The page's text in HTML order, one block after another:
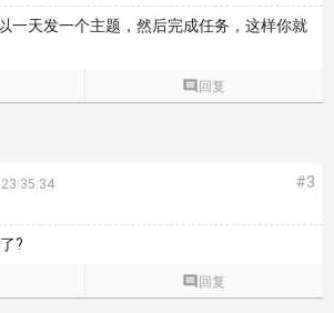
一天发一个主题，然后完成任务，这样你就
 回复
#3
?
 回复